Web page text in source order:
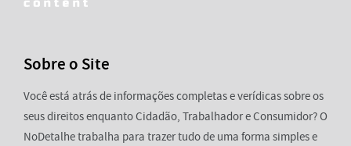
Sobre o Site
Você está atrás de informações completas e verídicas sobre os
seus direitos enquanto Cidadão, Trabalhador e Consumidor? O
NoDetalhe trabalha para trazer tudo de uma forma simples e